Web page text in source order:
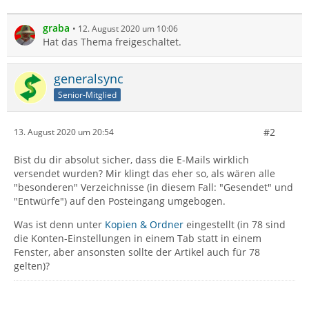
graba 12. August 2020 um 10:06
Hat das Thema freigeschaltet.
generalsync
Senior-Mitglied
13. August 2020 um 20:54 #2
Bist du dir absolut sicher, dass die E-Mails wirklich
versendet wurden? Mir klingt das eher so, als wären alle
"besonderen" Verzeichnisse (in diesem Fall: "Gesendet" und
"Entwürfe") auf den Posteingang umgebogen.
Was ist denn unter Kopien & Ordner eingestellt (in 78 sind
die Konten-Einstellungen in einem Tab statt in einem
Fenster, aber ansonsten sollte der Artikel auch für 78
gelten)?